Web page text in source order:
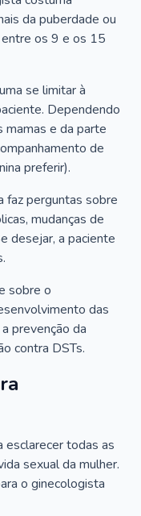
da puberdade ou
entre os 9 e os 15
se limitar à
Dependendo
mamas e da parte
de
preferir).
faz perguntas sobre
mudanças de
desejar, a paciente
sobre o
das
prevenção da
contra DSTs.
esclarecer todas as
sexual da mulher.
o ginecologista